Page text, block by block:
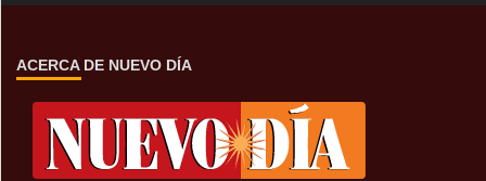
ACERCA DE NUEVO DÍA